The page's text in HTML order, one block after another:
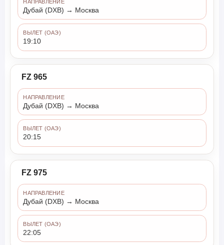
НАПРАВЛЕНИЕ
Дубай (DXB) → Москва
ВЫЛЕТ (ОАЭ)
19:10
FZ 965
НАПРАВЛЕНИЕ
Дубай (DXB) → Москва
ВЫЛЕТ (ОАЭ)
20:15
FZ 975
НАПРАВЛЕНИЕ
Дубай (DXB) → Москва
ВЫЛЕТ (ОАЭ)
22:05